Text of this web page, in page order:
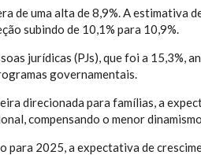
de uma alta de 8,9%. A estimativa
subindo de 10,1% para 10,9%.
jurídicas (PJs), que foi a 15,3%,
governamentais.
direcionada para famílias, a
compensando o menor
2025, a expectativa de